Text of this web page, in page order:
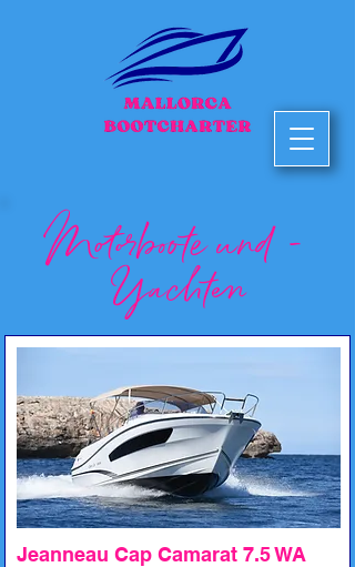
Motorboote und -
Yachten
Jeanneau Cap Camarat 7.5 WA